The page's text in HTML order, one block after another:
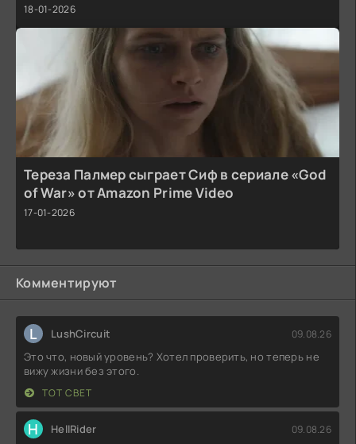
18-01-2026
Тереза Палмер сыграет Сиф в сериале «God
of War» от Amazon Prime Video
17-01-2026
Комментируют
L LushCircuit 09.08.26
Это что, новый уровень? Хотел проверить, но теперь не
вижу жизни без этого.
ТОТ СВЕТ
H HellRider 09.08.26